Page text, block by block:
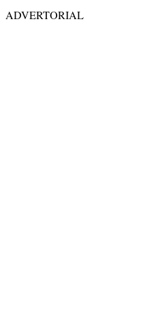
ADVERTORIAL